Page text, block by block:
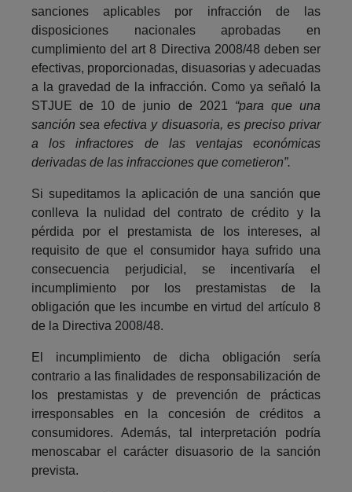
sanciones aplicables por infracción de las
disposiciones nacionales aprobadas en
cumplimiento del art 8 Directiva 2008/48 deben ser
efectivas, proporcionadas, disuasorias y adecuadas
a la gravedad de la infracción. Como ya señaló la
STJUE de 10 de junio de 2021
“para que una
sanción sea efectiva y disuasoria, es preciso privar
a los infractores de las ventajas económicas
derivadas de las infracciones que cometieron”.
Si supeditamos la aplicación de una sanción que
conlleva la nulidad del contrato de crédito y la
pérdida por el prestamista de los intereses, al
requisito de que el consumidor haya sufrido una
consecuencia perjudicial, se incentivaría el
incumplimiento por los prestamistas de la
obligación que les incumbe en virtud del artículo 8
de la Directiva 2008/48.
El incumplimiento de dicha obligación sería
contrario a las finalidades de responsabilización de
los prestamistas y de prevención de prácticas
irresponsables en la concesión de créditos a
consumidores. Además, tal interpretación podría
menoscabar el carácter disuasorio de la sanción
prevista.